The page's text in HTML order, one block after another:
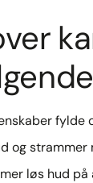
fylde
og strammer
løs hud på